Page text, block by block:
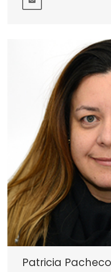
Patricia